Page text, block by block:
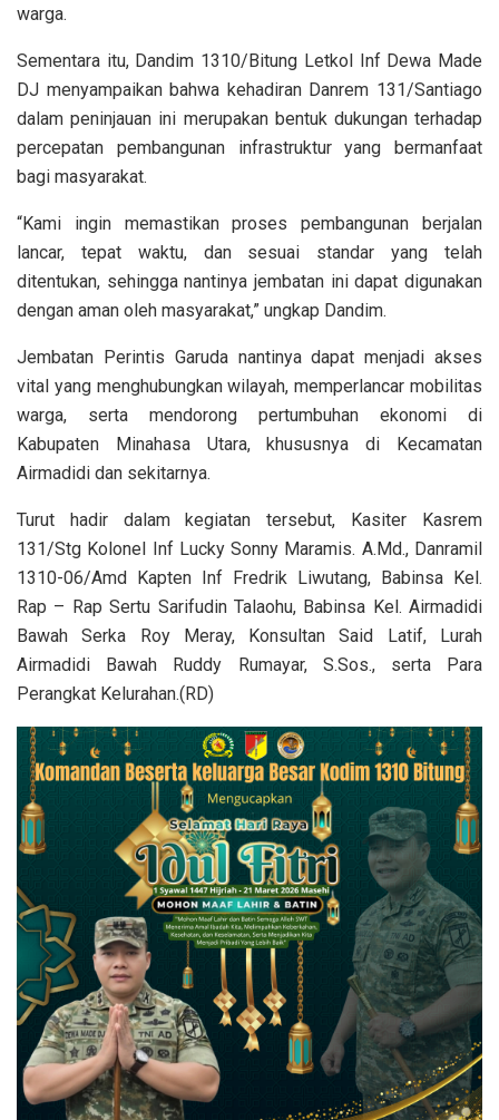
warga.
Sementara itu, Dandim 1310/Bitung Letkol Inf Dewa Made
DJ menyampaikan bahwa kehadiran Danrem 131/Santiago
dalam peninjauan ini merupakan bentuk dukungan terhadap
percepatan pembangunan infrastruktur yang bermanfaat
bagi masyarakat.
“Kami ingin memastikan proses pembangunan berjalan
lancar, tepat waktu, dan sesuai standar yang telah
ditentukan, sehingga nantinya jembatan ini dapat digunakan
dengan aman oleh masyarakat,” ungkap Dandim.
Jembatan Perintis Garuda nantinya dapat menjadi akses
vital yang menghubungkan wilayah, memperlancar mobilitas
warga, serta mendorong pertumbuhan ekonomi di
Kabupaten Minahasa Utara, khususnya di Kecamatan
Airmadidi dan sekitarnya.
Turut hadir dalam kegiatan tersebut, Kasiter Kasrem
131/Stg Kolonel Inf Lucky Sonny Maramis. A.Md., Danramil
1310-06/Amd Kapten Inf Fredrik Liwutang, Babinsa Kel.
Rap – Rap Sertu Sarifudin Talaohu, Babinsa Kel. Airmadidi
Bawah Serka Roy Meray, Konsultan Said Latif, Lurah
Airmadidi Bawah Ruddy Rumayar, S.Sos., serta Para
Perangkat Kelurahan.(RD)